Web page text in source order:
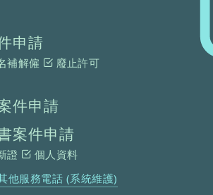
申請
補解僱
廢止許可
件申請
案件申請
證
個人資料
他服務電話 (系統維護)